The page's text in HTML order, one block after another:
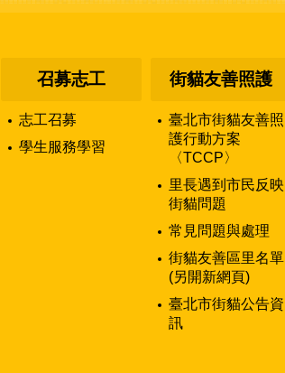
召募志工
志工召募
學生服務學習
街貓友善照護
臺北市街貓友善照
護行動方案
〈TCCP〉
里長遇到市民反映
街貓問題
常見問題與處理
街貓友善區里名單
(另開新網頁)
臺北市街貓公告資
訊